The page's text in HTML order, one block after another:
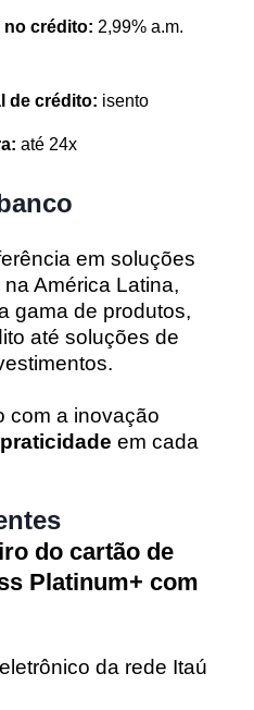
no crédito: 2,99% a.m.
de crédito: isento
até 24x
em soluções
América Latina,
gama de produtos,
até soluções de
com a inovação
em cada
do cartão de
Platinum+ com
da rede Itaú